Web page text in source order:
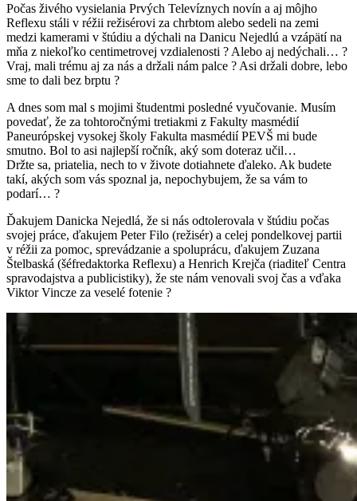
Počas živého vysielania Prvých Televíznych novín a aj môjho
Reflexu stáli v réžii režisérovi za chrbtom alebo sedeli na zemi
medzi kamerami v štúdiu a dýchali na Danicu Nejedlú a vzápätí na
mňa z niekoľko centimetrovej vzdialenosti ? Alebo aj nedýchali… ?
Vraj, mali trému aj za nás a držali nám palce ? Asi držali dobre, lebo
sme to dali bez brptu ?
A dnes som mal s mojimi študentmi posledné vyučovanie. Musím
povedať, že za tohtoročnými tretiakmi z Fakulty masmédií
Paneurópskej vysokej školy Fakulta masmédií PEVŠ mi bude
smutno. Bol to asi najlepší ročník, aký som doteraz učil…
Držte sa, priatelia, nech to v živote dotiahnete ďaleko. Ak budete
takí, akých som vás spoznal ja, nepochybujem, že sa vám to
podarí… ?
Ďakujem Danicka Nejedlá, že si nás odtolerovala v štúdiu počas
svojej práce, ďakujem Peter Filo (režisér) a celej pondelkovej partii
v réžii za pomoc, sprevádzanie a spoluprácu, ďakujem Zuzana
Štelbaská (šéfredaktorka Reflexu) a Henrich Krejča (riaditeľ Centra
spravodajstva a publicistiky), že ste nám venovali svoj čas a vďaka
Viktor Vincze za veselé fotenie ?